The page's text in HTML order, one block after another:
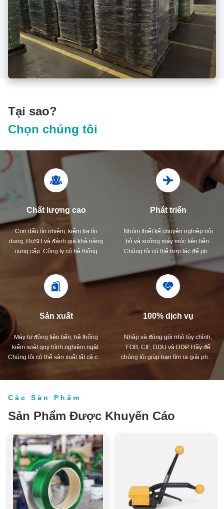
Tại sao?
Chọn chúng tôi
Chất lượng cao
Con dấu tín nhiệm, kiểm tra tín
dụng, RoSH và đánh giá khả năng
cung cấp. Công ty có hệ thống
chuyên nghiệp.
Phát triển
Nhóm thiết kế chuyên nghiệp nội
bộ và xưởng máy móc tiên tiến.
Chúng tôi có thể hợp tác để phát
triển các sản phẩm mà bạn cần.
Sản xuất
Máy tự động tiên tiến, hệ thống
kiểm soát quy trình nghiêm ngặt.
Chúng tôi có thể sản xuất tất cả các
100% dịch vụ
Nhập và đóng gói nhỏ tùy chỉnh,
FOB, CIF, DDU và DDP. Hãy để
chúng tôi giúp bạn tìm ra giải pháp
tốt nhất cho tất cả những lo ngại
Các Sản Phẩm
Sản Phẩm Được Khuyến Cáo